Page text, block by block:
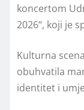
koncertom
2026“, koji je
Kulturna
obuhvatila
identitet i